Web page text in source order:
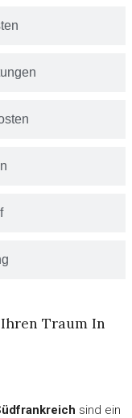
Traum In
sind ein